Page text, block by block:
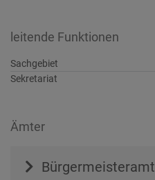
leitende Funktionen
Sachgebiet
Sekretariat
Ämter
Bürgermeisteramt